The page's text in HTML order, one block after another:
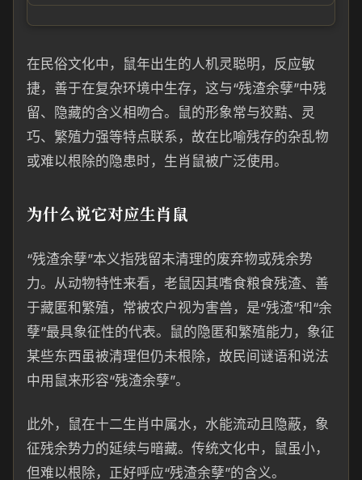
在民俗文化中，鼠年出生的人机灵聪明，反应敏
捷，善于在复杂环境中生存，这与“残渣余孽”中残
留、隐藏的含义相吻合。鼠的形象常与狡黠、灵
巧、繁殖力强等特点联系，故在比喻残存的杂乱物
或难以根除的隐患时，生肖鼠被广泛使用。
为什么说它对应生肖鼠
“残渣余孽”本义指残留未清理的废弃物或残余势
力。从动物特性来看，老鼠因其嗜食粮食残渣、善
于藏匿和繁殖，常被农户视为害兽，是“残渣”和“余
孽”最具象征性的代表。鼠的隐匿和繁殖能力，象征
某些东西虽被清理但仍未根除，故民间谜语和说法
中用鼠来形容“残渣余孽”。
此外，鼠在十二生肖中属水，水能流动且隐蔽，象
征残余势力的延续与暗藏。传统文化中，鼠虽小，
但难以根除，正好呼应“残渣余孽”的含义。